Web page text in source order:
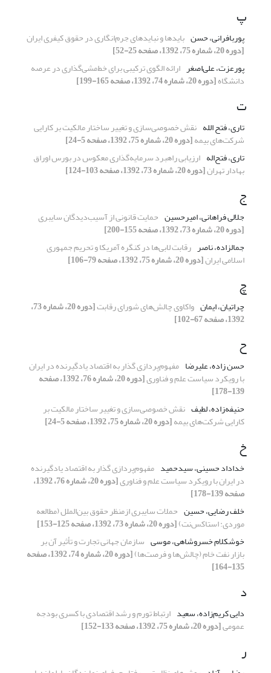
پ
پوربافرانی، حسن باید‌ها و نباید‌های جرم‌انگاری در حقوق کیفری ایران
[دوره 20، شماره 75، 1392، صفحه 25-52]
پورعزت، علی‌اصغر ارائه الگوی ترکیبی برای خط‌مشی‌گذاری در عرصه
دانشگاه[دوره 20، شماره 74، 1392، صفحه 165-199]
ت
تاری، فتح الله نقش خصوصی‌سازی و تغییر ساختار مالکیت بر کارایی
شرکت‌های بیمه[دوره 20، شماره 75، 1392، صفحه 5-24]
تاری، فتح‌اله ارزیابی راهبرد سرمایه‌گذاری معکوس در بورس اوراق
بهادار تهران[دوره 20، شماره 73، 1392، صفحه 103-124]
ج
جلالی فراهانی، امیرحسین حمایت قانونی از آسیب‌دیدگان سایبری
[دوره 20، شماره 73، 1392، صفحه 155-200]
جمالزاده، ناصر رقابت لابی‌ها در کنگره آمریکا و تحریم جمهوری
اسلامی ایران[دوره 20، شماره 75، 1392، صفحه 79-106]
چ
چراتیان، ایمان واکاوی چالش‌های شورای رقابت [دوره 20، شماره 73،
1392، صفحه 67-102]
ح
حسن زاده، علیرضا مفهوم‌پردازی گذار به اقتصاد یادگیرنده در ایران
با رویکرد سیاست علم و فناوری [دوره 20، شماره 76، 1392، صفحه
139-178]
حنیفه‌زاده، لطیف نقش خصوصی‌سازی و تغییر ساختار مالکیت بر
کارایی شرکت‌های بیمه[دوره 20، شماره 75، 1392، صفحه 5-24]
خ
خداداد حسینی، سیدحمید مفهوم‌پردازی گذار به اقتصاد یادگیرنده
در ایران با رویکرد سیاست علم و فناوری [دوره 20، شماره 76، 1392،
صفحه 139-178]
خلف رضایی، حسین حملات سایبری از‌منظر حقوق بین‌الملل (مطالعه
موردی: استاکس‌نت)[دوره 20، شماره 73، 1392، صفحه 125-153]
خوشکلام خسروشاهی، موسی سازمان جهانی تجارت و تأثیر آن بر
بازار نفت خام (چالش‌ها و فرصت‌ها) [دوره 20، شماره 74، 1392، صفحه
135-164]
د
دایی کریم‌زاده، سعید ارتباط تورم و رشد اقتصادی با کسری بودجه
عمومی[دوره 20، شماره 75، 1392، صفحه 133-152]
ر